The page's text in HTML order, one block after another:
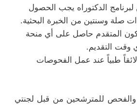
الدكتوراه يجب الحصول
صلة وسنتين من الخبرة البحثية.
المتقدم حاصل على أي منحة
وقت التقديم.
طبياً عند عمل الفحوصات
والفحص للمترشحين من قبل لجنتي